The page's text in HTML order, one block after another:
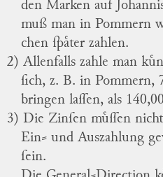
den Marken auf
muß man in Pommern
chen ſpaͤter zahlen.
2) Allenfalls zahle man
ſich, z. B. in Pommern,
bringen laſſen, als
3) Die Zinſen muͤſſen
Ein⸗ und Auszahlung
ſein.